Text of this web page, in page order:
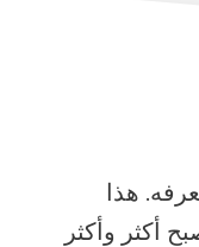
هذا
أكثر وأكثر